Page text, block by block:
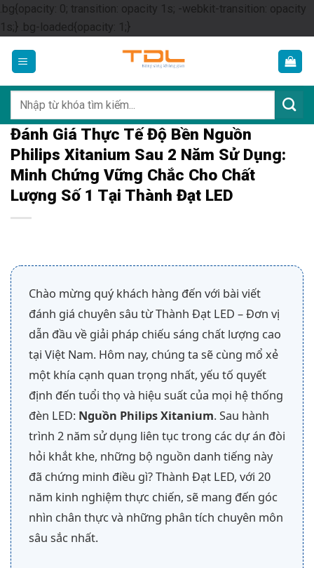
.bg{opacity: 0; transition: opacity 1s; -webkit-transition: opacity
1s;} .bg-loaded{opacity: 1;}Skip
content
kiếm:
Đánh Giá Thực Tế Độ Bền Nguồn
Philips Xitanium Sau 2 Năm Sử Dụng:
Minh Chứng Vững Chắc Cho Chất
Lượng Số 1 Tại Thành Đạt LED
Chào mừng quý khách hàng đến với bài viết
đánh giá chuyên sâu từ Thành Đạt LED – Đơn vị
dẫn đầu về giải pháp chiếu sáng chất lượng cao
tại Việt Nam. Hôm nay, chúng ta sẽ cùng mổ xẻ
một khía cạnh quan trọng nhất, yếu tố quyết
định đến tuổi thọ và hiệu suất của mọi hệ thống
đèn LED: Nguồn Philips Xitanium. Sau hành
trình 2 năm sử dụng liên tục trong các dự án đòi
hỏi khắt khe, những bộ nguồn danh tiếng này
đã chứng minh điều gì? Thành Đạt LED, với 20
năm kinh nghiệm thực chiến, sẽ mang đến góc
nhìn chân thực và những phân tích chuyên môn
sâu sắc nhất.